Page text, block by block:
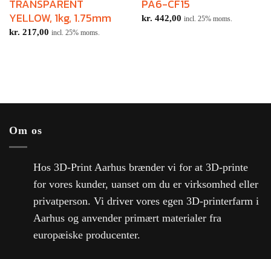
TRANSPARENT
YELLOW, 1kg, 1.75mm
kr. 217,00 incl. 25% moms.
PA6-CF15
kr. 442,00 incl. 25% moms.
Om os
Hos 3D-Print Aarhus brænder vi for at 3D-printe
for vores kunder, uanset om du er virksomhed eller
privatperson. Vi driver vores egen 3D-printerfarm i
Aarhus og anvender primært materialer fra
europæiske producenter.